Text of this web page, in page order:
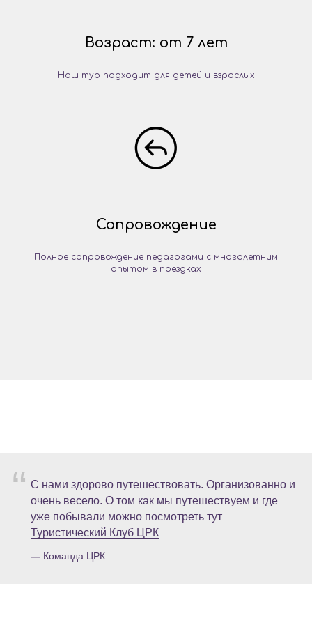
Возраст: от 7 лет
Наш тур подходит для детей и взрослых
Сопровождение
Полное сопровождение педагогами с многолетним
опытом в поездках
“ С нами здорово путешествовать. Организованно и
очень весело. О том как мы путешествуем и где
уже побывали можно посмотреть тут
Туристический Клуб ЦРК
— Команда ЦРК